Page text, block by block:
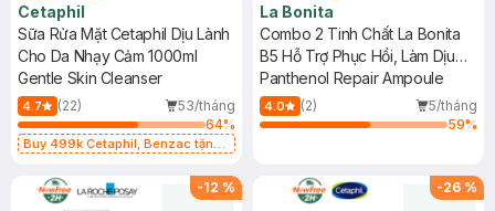
Cetaphil
Sữa Rửa Mặt Cetaphil Dịu Lành
Cho Da Nhạy Cảm 1000ml
Gentle Skin Cleanser
4.7 (22)
53/tháng
64%
Buy 499k Cetaphil, Benzac tặng
hạn)
La Bonita
Combo 2 Tinh Chất La Bonita
B5 Hỗ Trợ Phục Hồi, Làm Dịu
Da 50ml
Panthenol Repair Ampoule
4.0 (2)
5/tháng
59%
-12 % -26 %